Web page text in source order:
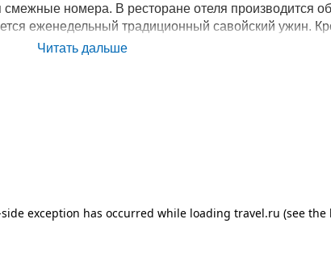
смежные номера. В ресторане отеля производится
еженедельный традиционный савойский ужин.
сеансе массажа. Ежедневно организуются
Читать дальше